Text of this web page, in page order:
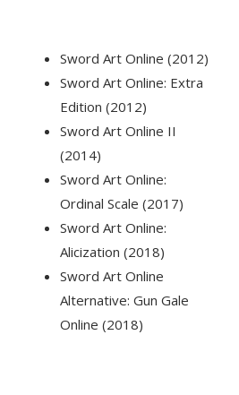
Sword Art Online (2012)
Sword Art Online: Extra
Edition (2012)
Sword Art Online II
(2014)
Sword Art Online:
Ordinal Scale (2017)
Sword Art Online:
Alicization (2018)
Sword Art Online
Alternative: Gun Gale
Online (2018)